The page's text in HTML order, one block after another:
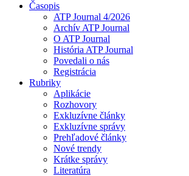
Časopis
ATP Journal 4/2026
Archív ATP Journal
O ATP Journal
História ATP Journal
Povedali o nás
Registrácia
Rubriky
Aplikácie
Rozhovory
Exkluzívne články
Exkluzívne správy
Prehľadové články
Nové trendy
Krátke správy
Literatúra